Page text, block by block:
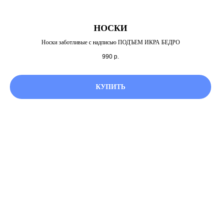
НОСКИ
Носки заботливые с надписью ПОДЪЕМ ИКРА БЕДРО
990 р.
КУПИТЬ